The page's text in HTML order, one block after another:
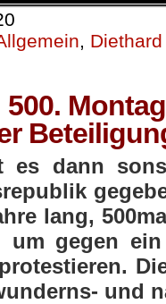
,
es dann
lang,
um gegen
und